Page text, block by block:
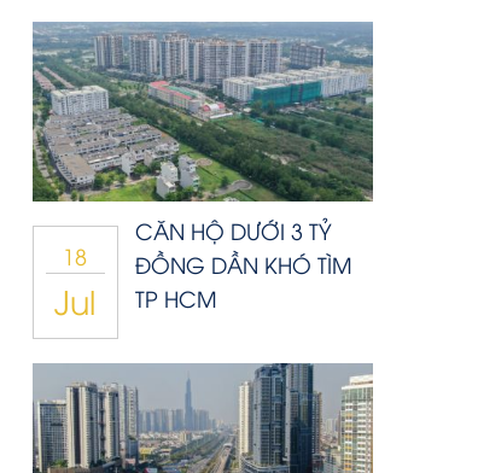
18
Jul
CĂN HỘ DƯỚI 3 TỶ
ĐỒNG DẦN KHÓ TÌM
TP HCM